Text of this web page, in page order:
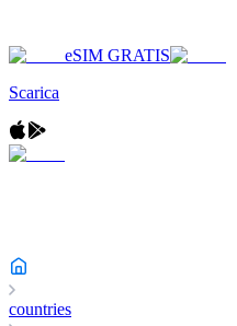
eSIM GRATIS
Scarica
countries